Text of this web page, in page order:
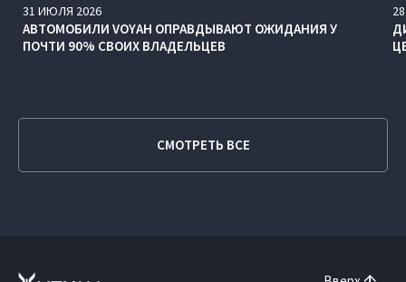
31 ИЮЛЯ 2026
АВТОМОБИЛИ VOYAH ОПРАВДЫВАЮТ ОЖИДАНИЯ У
ПОЧТИ 90% СВОИХ ВЛАДЕЛЬЦЕВ
28
СМОТРЕТЬ ВСЕ